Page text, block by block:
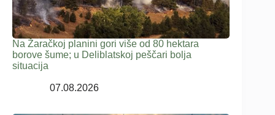
Na Žaračkoj planini gori više od 80 hektara
borove šume; u Deliblatskoj peščari bolja
situacija
07.08.2026